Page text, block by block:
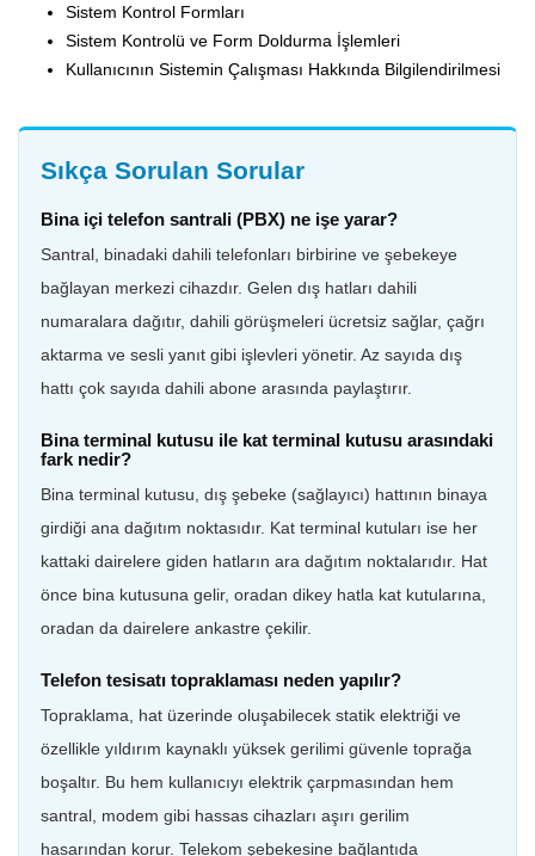
Sistem Kontrol Formları
Sistem Kontrolü ve Form Doldurma İşlemleri
Kullanıcının Sistemin Çalışması Hakkında Bilgilendirilmesi
Sıkça Sorulan Sorular
Bina içi telefon santrali (PBX) ne işe yarar?
Santral, binadaki dahili telefonları birbirine ve şebekeye
bağlayan merkezi cihazdır. Gelen dış hatları dahili
numaralara dağıtır, dahili görüşmeleri ücretsiz sağlar, çağrı
aktarma ve sesli yanıt gibi işlevleri yönetir. Az sayıda dış
hattı çok sayıda dahili abone arasında paylaştırır.
Bina terminal kutusu ile kat terminal kutusu arasındaki
fark nedir?
Bina terminal kutusu, dış şebeke (sağlayıcı) hattının binaya
girdiği ana dağıtım noktasıdır. Kat terminal kutuları ise her
kattaki dairelere giden hatların ara dağıtım noktalarıdır. Hat
önce bina kutusuna gelir, oradan dikey hatla kat kutularına,
oradan da dairelere ankastre çekilir.
Telefon tesisatı topraklaması neden yapılır?
Topraklama, hat üzerinde oluşabilecek statik elektriği ve
özellikle yıldırım kaynaklı yüksek gerilimi güvenle toprağa
boşaltır. Bu hem kullanıcıyı elektrik çarpmasından hem
santral, modem gibi hassas cihazları aşırı gerilim
hasarından korur. Telekom şebekesine bağlantıda